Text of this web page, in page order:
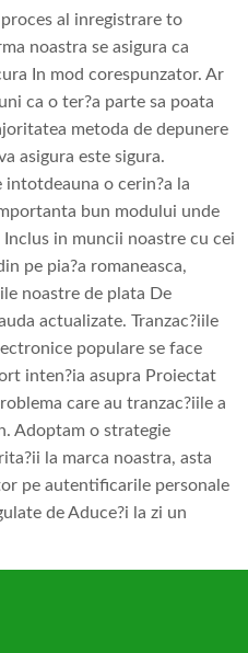
al inregistrare to
noastra se asigura ca
In mod corespunzator. Ar
ca o ter?a parte sa poata
metoda de depunere
asigura este sigura.
o cerin?a la
bun modului unde
in muncii noastre cu cei
pe pia?a romaneasca,
noastre de plata De
actualizate. Tranzac?iile
populare se face
inten?ia asupra Proiectat
care au tranzac?iile a
Adoptam o strategie
la marca noastra, asta
pe autentificarile personale
de Aduce?i la zi un